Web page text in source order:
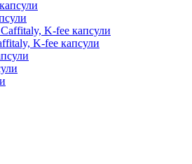
K-fee капсули